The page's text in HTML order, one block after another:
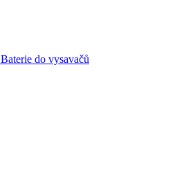
Baterie do vysavačů